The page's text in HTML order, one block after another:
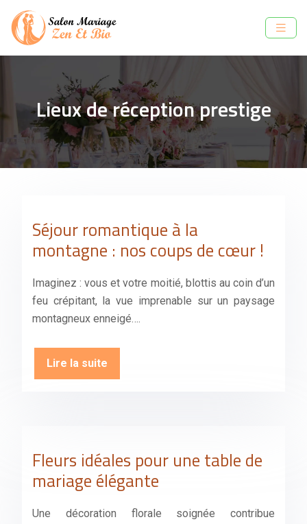
Lieux de réception prestige
Séjour romantique à la
montagne : nos coups de cœur !
Imaginez : vous et votre moitié, blottis au coin d’un
feu crépitant, la vue imprenable sur un paysage
montagneux enneigé….
Lire la suite
Fleurs idéales pour une table de
mariage élégante
Une décoration florale soignée contribue